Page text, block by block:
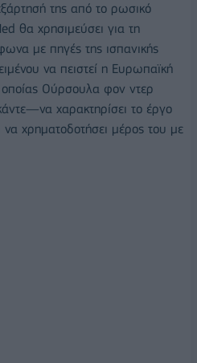
της από το ρωσικό
θα χρησιμεύσει για τη
με πηγές της ισπανικής
να πειστεί η Ευρωπαϊκή
Ούρσουλα φον ντερ
χαρακτηρίσει το έργο
να χρηματοδοτήσει μέρος του με